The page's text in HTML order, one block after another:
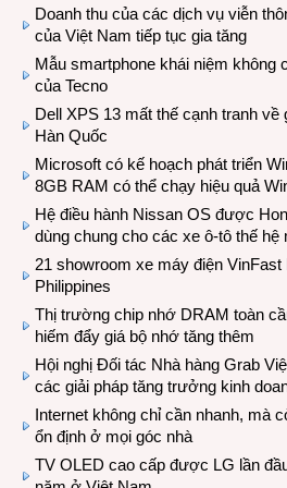
Doanh thu của các dịch vụ viễn
của Việt Nam tiếp tục gia tăng
Mẫu smartphone khái niệm không
của Tecno
Dell XPS 13 mất thế cạnh tranh
Hàn Quốc
Microsoft có kế hoạch phát triển
8GB RAM có thể chạy hiệu quả
Hệ điều hành Nissan OS được
dùng chung cho các xe ô-tô thế hệ
21 showroom xe máy điện
Philippines
Thị trường chip nhớ DRAM toàn
hiếm đẩy giá bộ nhớ tăng thêm
Hội nghị Đối tác Nhà hàng Grab
các giải pháp tăng trưởng kinh
Internet không chỉ cần nhanh, mà
ổn định ở mọi góc nhà
TV OLED cao cấp được LG lần